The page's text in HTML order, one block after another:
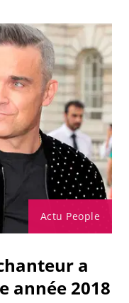
Actu People
a
année 2018